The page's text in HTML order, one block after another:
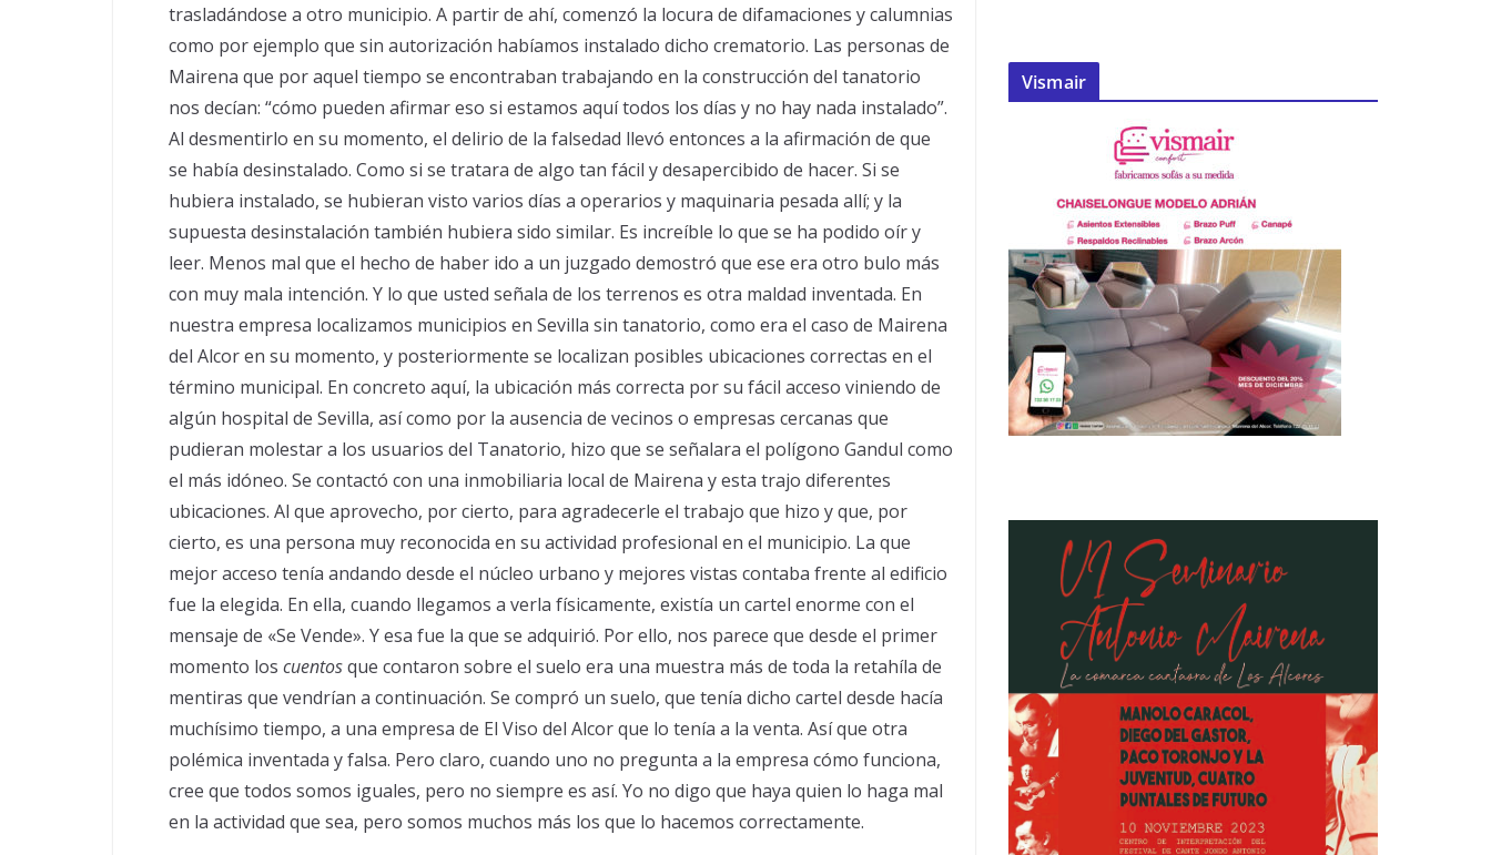
trasladándose a otro municipio. A partir de ahí, comenzó la locura de difamaciones y calumnias
como por ejemplo que sin autorización habíamos instalado dicho crematorio. Las personas de
Mairena que por aquel tiempo se encontraban trabajando en la construcción del tanatorio
nos decían: “cómo pueden afirmar eso si estamos aquí todos los días y no hay nada instalado”.
Al desmentirlo en su momento, el delirio de la falsedad llevó entonces a la afirmación de que
se había desinstalado. Como si se tratara de algo tan fácil y desapercibido de hacer. Si se
hubiera instalado, se hubieran visto varios días a operarios y maquinaria pesada allí; y la
supuesta desinstalación también hubiera sido similar. Es increíble lo que se ha podido oír y
leer. Menos mal que el hecho de haber ido a un juzgado demostró que ese era otro bulo más
con muy mala intención. Y lo que usted señala de los terrenos es otra maldad inventada. En
nuestra empresa localizamos municipios en Sevilla sin tanatorio, como era el caso de Mairena
del Alcor en su momento, y posteriormente se localizan posibles ubicaciones correctas en el
término municipal. En concreto aquí, la ubicación más correcta por su fácil acceso viniendo de
algún hospital de Sevilla, así como por la ausencia de vecinos o empresas cercanas que
pudieran molestar a los usuarios del Tanatorio, hizo que se señalara el polígono Gandul como
el más idóneo. Se contactó con una inmobiliaria local de Mairena y esta trajo diferentes
ubicaciones. Al que aprovecho, por cierto, para agradecerle el trabajo que hizo y que, por
cierto, es una persona muy reconocida en su actividad profesional en el municipio. La que
mejor acceso tenía andando desde el núcleo urbano y mejores vistas contaba frente al edificio
fue la elegida. En ella, cuando llegamos a verla físicamente, existía un cartel enorme con el
mensaje de «Se Vende». Y esa fue la que se adquirió. Por ello, nos parece que desde el primer
momento los cuentosque contaron sobre el suelo era una muestra más de toda la retahíla de
mentiras que vendrían a continuación. Se compró un suelo, que tenía dicho cartel desde hacía
muchísimo tiempo, a una empresa de El Viso del Alcor que lo tenía a la venta. Así que otra
polémica inventada y falsa. Pero claro, cuando uno no pregunta a la empresa cómo funciona,
cree que todos somos iguales, pero no siempre es así. Yo no digo que haya quien lo haga mal
en la actividad que sea, pero somos muchos más los que lo hacemos correctamente.
Vismair